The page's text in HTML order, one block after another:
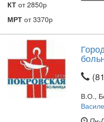
КТ от 2850р
МРТ от 3370р
В.О.,